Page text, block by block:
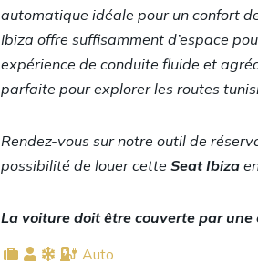
automatique idéale pour un confort
Ibiza offre suffisamment d’espace
expérience de conduite fluide et
parfaite pour explorer les routes
Rendez-vous sur notre outil de
possibilité de louer cette Seat Ibiza
La voiture doit être couverte par
Auto